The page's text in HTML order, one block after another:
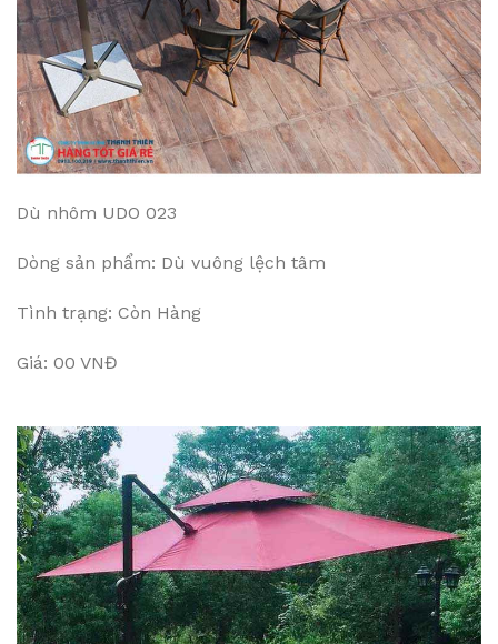
Dù nhôm UDO 023
Dòng sản phẩm: Dù vuông lệch tâm
Tình trạng: Còn Hàng
Giá: 00 VNĐ